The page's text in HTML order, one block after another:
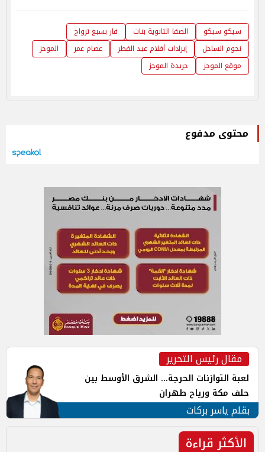
سيكو سيكو الصفا الثانوية بنات
فار بسبع ترواح
نجوم الساحل
إيرادات أفلام عيد الفطر عصام عمر
الموجز
موقع الموجز
جريدة الموجز
محتوى مدفوع
مقال رئيس التحرير
لعبة التوازنات الحرجة... الشرق الأوسط بين
حلف مكة ورياح طهران
بقلم ياسر بركات
الأكثر قراءة